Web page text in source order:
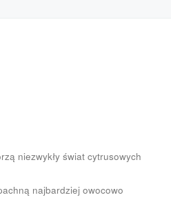
niezwykły świat cytrusowych
najbardziej owocowo